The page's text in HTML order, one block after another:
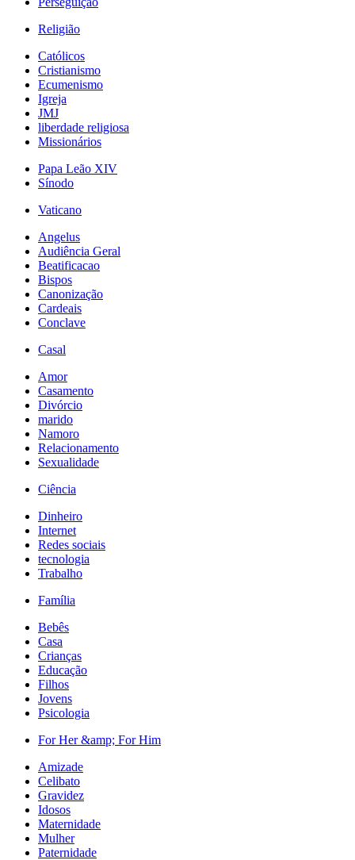
Religião
Católicos
Cristianismo
Ecumenismo
Igreja
JMJ
liberdade religiosa
Missionários
Papa Leão XIV
Sínodo
Vaticano
Angelus
Audiência Geral
Beatificacao
Bispos
Canonização
Cardeais
Conclave
Casal
Amor
Casamento
Divórcio
marido
Namoro
Relacionamento
Sexualidade
Ciência
Dinheiro
Internet
Redes sociais
tecnologia
Trabalho
Família
Bebês
Casa
Crianças
Educação
Filhos
Jovens
Psicologia
For Her &amp; For Him
Amizade
Celibato
Gravidez
Idosos
Maternidade
Mulher
Paternidade